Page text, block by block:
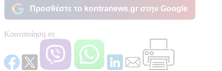
Προσθέστε το kontranews.gr στην Google
Κοινοποίηση σε